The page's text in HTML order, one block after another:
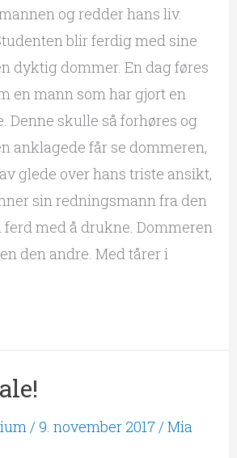
og redder hans liv.
blir ferdig med sine
dyktig dommer. En dag føres
en mann som har gjort en
Denne skulle så forhøres og
anklagede får se dommeren,
glede over hans triste ansikt,
sin redningsmann fra den
ferd med å drukne. Dommeren
den andre. Med tårer i
/9. november 2017 /Mia